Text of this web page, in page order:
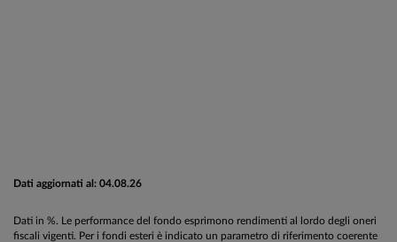
Dati aggiornati al: 04.08.26
Dati in %. Le performance del fondo esprimono rendimenti al lordo degli oneri
fiscali vigenti. Per i fondi esteri è indicato un parametro di riferimento coerente